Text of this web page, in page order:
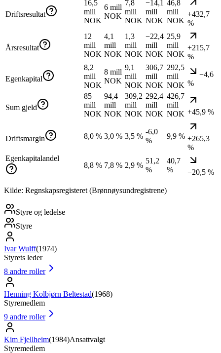
Driftsresultat
16,5
mill
NOK
6 mill
NOK
7,8
mill
NOK
−14,1
mill
NOK
46,8
mill
NOK
+432,7
%
Årsresultat
12
mill
NOK
4,1
mill
NOK
1,3
mill
NOK
−22,4
mill
NOK
25,9
mill
NOK
+215,7
%
Egenkapital
8,2
mill
NOK
8 mill
NOK
9,1
mill
NOK
306,7
mill
NOK
292,5
mill
NOK
−4,6
%
Sum gjeld
85
mill
NOK
94,4
mill
NOK
309,2
mill
NOK
292,4
mill
NOK
426,7
mill
NOK +45,9 %
Driftsmargin 8,0 % 3,0 % 3,5 %
-6,0
%
9,9 % +265,3
%
Egenkapitalandel
8,8 % 7,8 % 2,9 %
51,2
%
40,7
%
−20,5 %
Kilde: Regnskapsregisteret (Brønnøysundregistrene)
Styre og ledelse
Styre
Ivar Wulff(1974)
Styrets leder
8 andre roller
Henning Kolbjørn Beltestad(1968)
Styremedlem
9 andre roller
Kim Fjellheim(1984)Ansattvalgt
Styremedlem